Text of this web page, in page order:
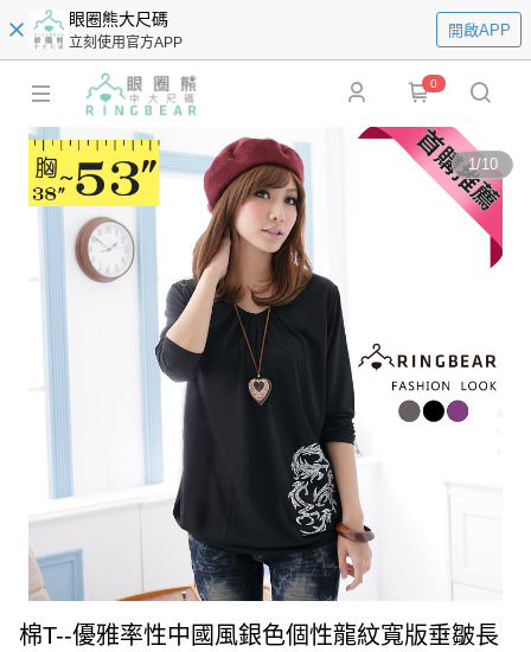
眼圈熊大尺碼
立刻使用官方APP
開啟APP
0
1/10
棉T--優雅率性中國風銀色個性龍紋寬版垂皺長